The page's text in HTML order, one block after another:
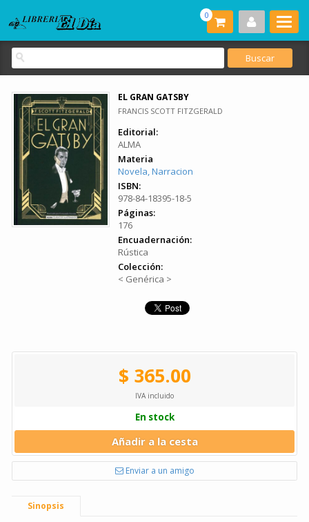
0
EL GRAN GATSBY
FRANCIS SCOTT FITZGERALD
Editorial:
ALMA
Materia
Novela, Narracion
ISBN:
978-84-18395-18-5
Páginas:
176
Encuadernación:
Rústica
Colección:
< Genérica >
$ 365.00
IVA incluido
En stock
Añadir a la cesta
Enviar a un amigo
Sinopsis